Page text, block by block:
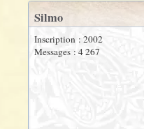
Silmo
Inscription : 2002
Messages : 4 267